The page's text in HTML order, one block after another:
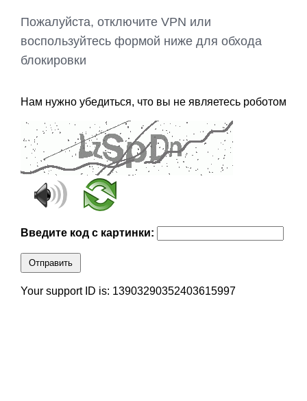
Пожалуйста, отключите VPN или
воспользуйтесь формой ниже для обхода
блокировки
Нам нужно убедиться, что вы не являетесь роботом
Введите код с картинки:
Отправить
Your support ID is: 13903290352403615997